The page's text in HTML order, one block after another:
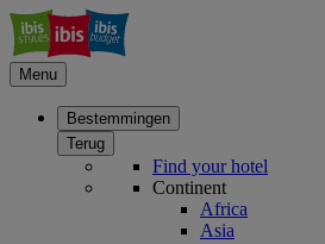
Menu
Bestemmingen
Terug
Find your hotel
Continent
Africa
Asia